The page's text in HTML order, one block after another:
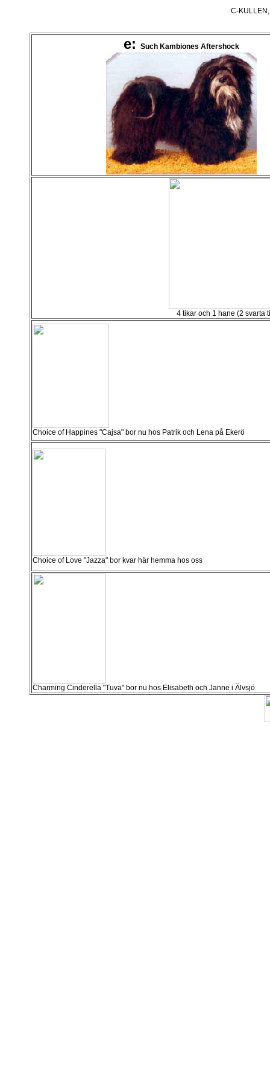
C-
e: Such Kambiones Aftershock
4 tikar och 1 hane (2 svarta
Choice of Happines "Cajsa" bor nu hos Patrik och Lena på Ekerö
Choice of Love "Jazza" bor kvar här hemma hos oss
Charming Cinderella "Tuva" bor nu hos Elisabeth och Janne i Älvsjö